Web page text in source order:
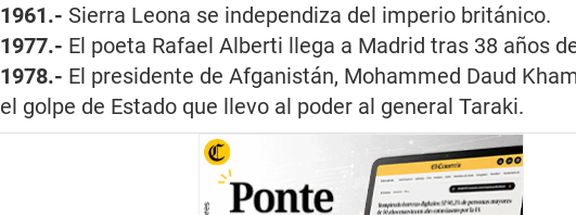
1961.- Sierra Leona se independiza del imperio británico.
1977.- El poeta Rafael Alberti llega a Madrid tras 38 años
1978.- El presidente de Afganistán, Mohammed Daud
el golpe de Estado que llevo al poder al general Taraki.